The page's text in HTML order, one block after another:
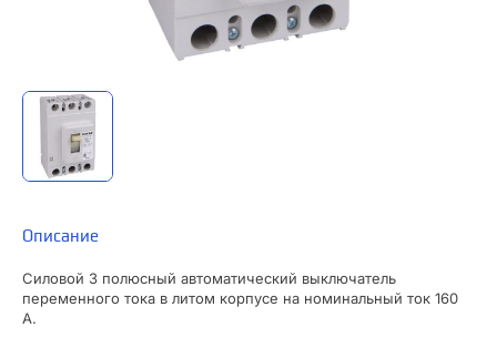
Описание
Силовой 3 полюсный автоматический выключатель
переменного тока в литом корпусе на номинальный ток 160
А.